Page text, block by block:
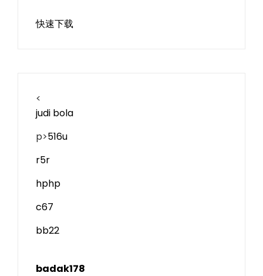
快速下载
<
judi bola
p>516u
r5r
hphp
c67
bb22
badak178